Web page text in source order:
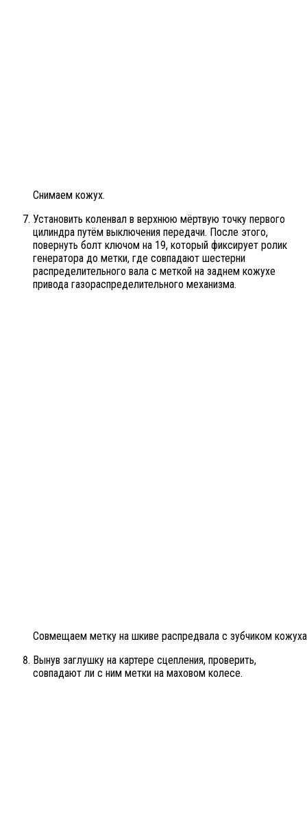
Снимаем кожух.
Установить коленвал в верхнюю мёртвую точку первого
цилиндра путём выключения передачи. После этого,
повернуть болт ключом на 19, который фиксирует ролик
генератора до метки, где совпадают шестерни
распределительного вала с меткой на заднем кожухе
привода газораспределительного механизма.
Совмещаем метку на шкиве распредвала с зубчиком
Вынув заглушку на картере сцепления, проверить,
совпадают ли с ним метки на маховом колесе.